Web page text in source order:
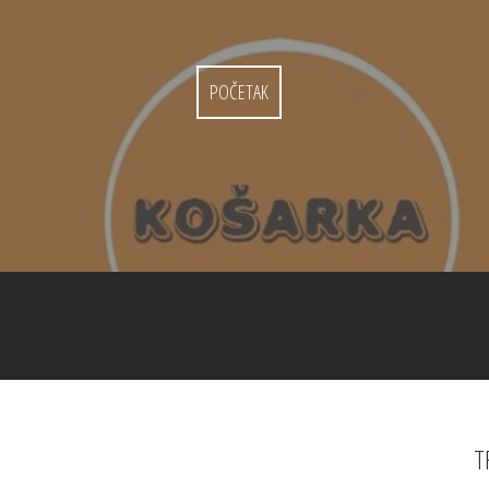
POČETAK